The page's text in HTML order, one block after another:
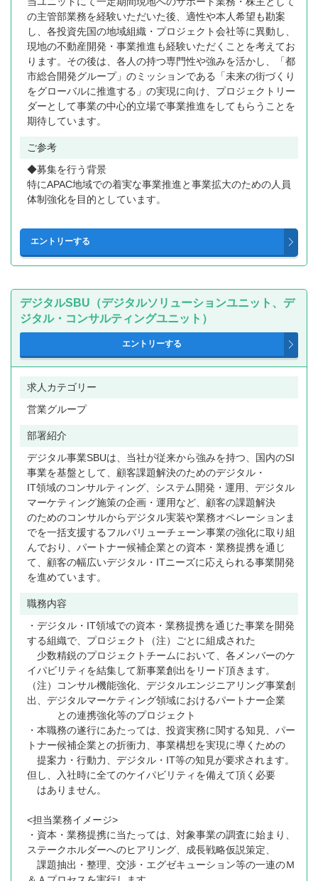
の主管部業務を経験いただいた後、適性や本人希望も勘案
し、各投資先国の地域組織・プロジェクト会社等に異動し、
現地の不動産開発・事業推進も経験いただくことを考えてお
ります。その後は、各人の持つ専門性や強みを活かし、「都
市総合開発グループ」のミッションである「未来の街づくり
をグローバルに推進する」の実現に向け、プロジェクトリー
ダーとして事業の中心的立場で事業推進をしてもらうことを
期待しています。
ご参考
◆募集を行う背景
特にAPAC地域での着実な事業推進と事業拡大のための人員
体制強化を目的としています。
デジタルSBU（デジタルソリューションユニット、デ
ジタル・コンサルティングユニット）
求人カテゴリー
営業グループ
部署紹介
デジタル事業SBUは、当社が従来から強みを持つ、国内のSI
事業を基盤として、顧客課題解決のためのデジタル・
IT領域のコンサルティング、システム開発・運用、デジタル
マーケティング施策の企画・運用など、顧客の課題解決
のためのコンサルからデジタル実装や業務オペレーションま
でを一括支援するフルバリューチェーン事業の強化に取り組
んでおり、パートナー候補企業との資本・業務提携を通じ
て、顧客の幅広いデジタル・ITニーズに応えられる事業開発
を進めています。
職務内容
・デジタル・IT領域での資本・業務提携を通じた事業を開発
する組織で、プロジェクト（注）ごとに組成された
少数精鋭のプロジェクトチームにおいて、各メンバーのケ
イパビリティを結集して新事業創出をリード頂きます。
（注）コンサル機能強化、デジタルエンジニアリング事業創
出、デジタルマーケティング領域におけるパートナー企業
との連携強化等のプロジェクト
・本職務の遂行にあたっては、投資実務に関する知見、パー
トナー候補企業との折衝力、事業構想を実現に導くための
提案力・行動力、デジタル・IT等の知見が要求されます。
但し、入社時に全てのケイパビリティを備えて頂く必要
はありません。
<担当業務イメージ>
・資本・業務提携に当たっては、対象事業の調査に始まり、
ステークホルダーへのヒアリング、成長戦略仮説策定、
課題抽出・整理、交渉・エグゼキューション等の一連のＭ